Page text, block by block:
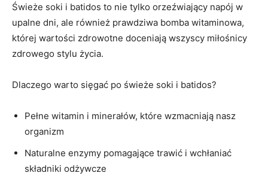
Świeże soki i batidos to nie tylko orzeźwiający napój w
upalne⁣ dni, ale również⁢ prawdziwa ⁣bomba witaminowa,
której wartości zdrowotne doceniają wszyscy miłośnicy
⁣zdrowego stylu życia.
Dlaczego ‍warto ⁣sięgać po świeże soki i⁣ batidos?
Pełne‍ witamin ‍i ​minerałów, które wzmacniają nasz
organizm
Naturalne enzymy pomagające⁣ trawić i wchłaniać
składniki odżywcze